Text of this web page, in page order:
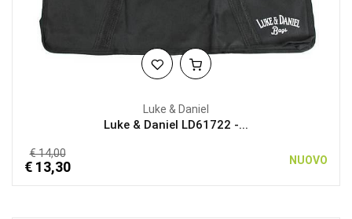
Luke & Daniel
Luke & Daniel LD61722 -...
€ 14,00
€ 13,30 NUOVO